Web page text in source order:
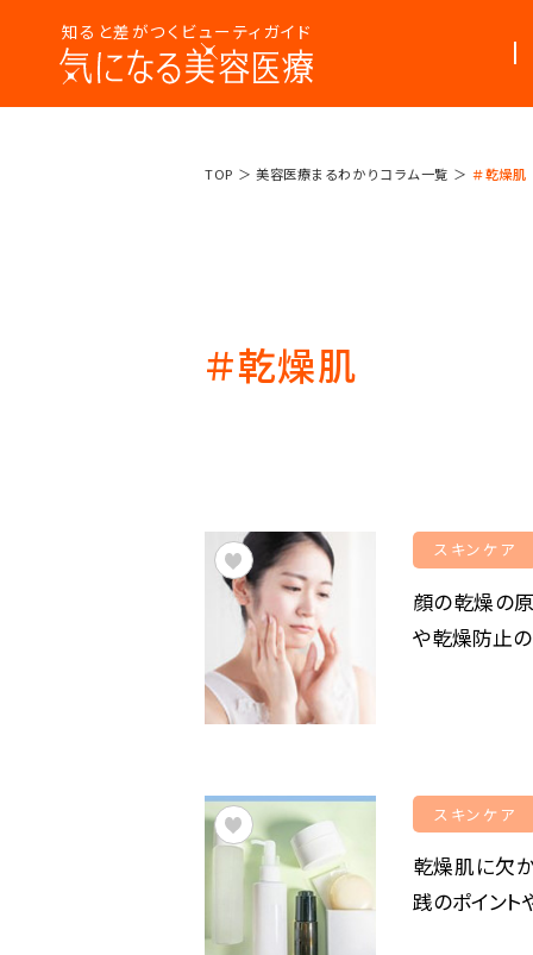
知ると差がつくビューティガイド
美容医療って
TOP 美容医療まるわかりコラム一覧 ＃乾燥肌
＃乾燥肌
スキンケア
顔の乾燥の
や乾燥防止の
スキンケア
乾燥肌に欠
践のポイン